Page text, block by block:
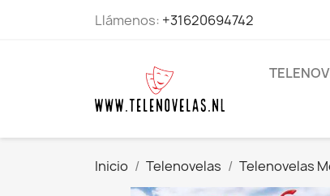
Llámenos: +31620694742
Inicio Telenovelas Telenovelas